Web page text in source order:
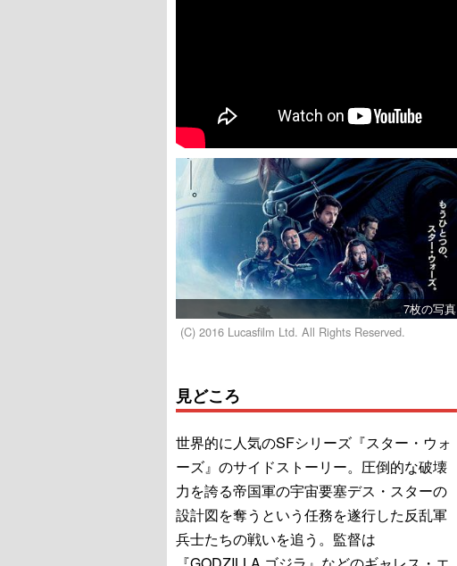
7枚の写真
(C) 2016 Lucasfilm Ltd. All Rights Reserved.
見どころ
世界的に人気のSFシリーズ『スター・ウォ
ーズ』のサイドストーリー。圧倒的な破壊
力を誇る帝国軍の宇宙要塞デス・スターの
設計図を奪うという任務を遂行した反乱軍
兵士たちの戦いを追う。監督は